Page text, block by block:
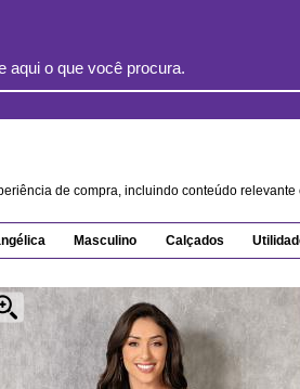
de compra, incluindo conteúdo
Masculino Calçados